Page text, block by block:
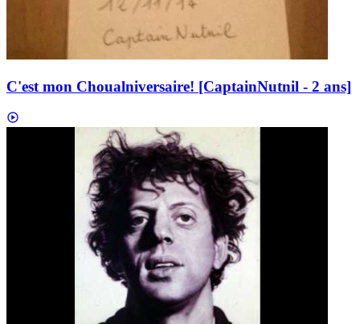
C'est mon Choualniversaire! [CaptainNutnil - 2 ans]